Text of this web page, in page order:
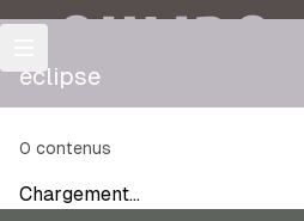
OULIPO
éclipse
0 contenus
Chargement…